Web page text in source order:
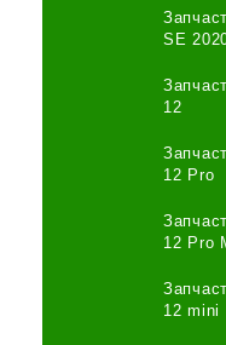
SE
12
12 Pro
12 Pro
12 mini